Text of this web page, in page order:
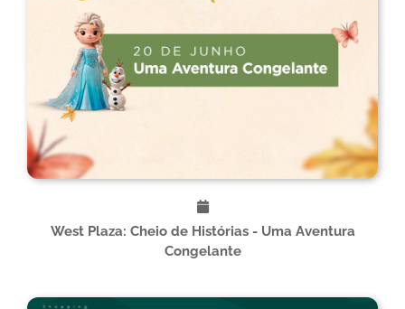
West Plaza: Cheio de Histórias - Uma Aventura
Congelante